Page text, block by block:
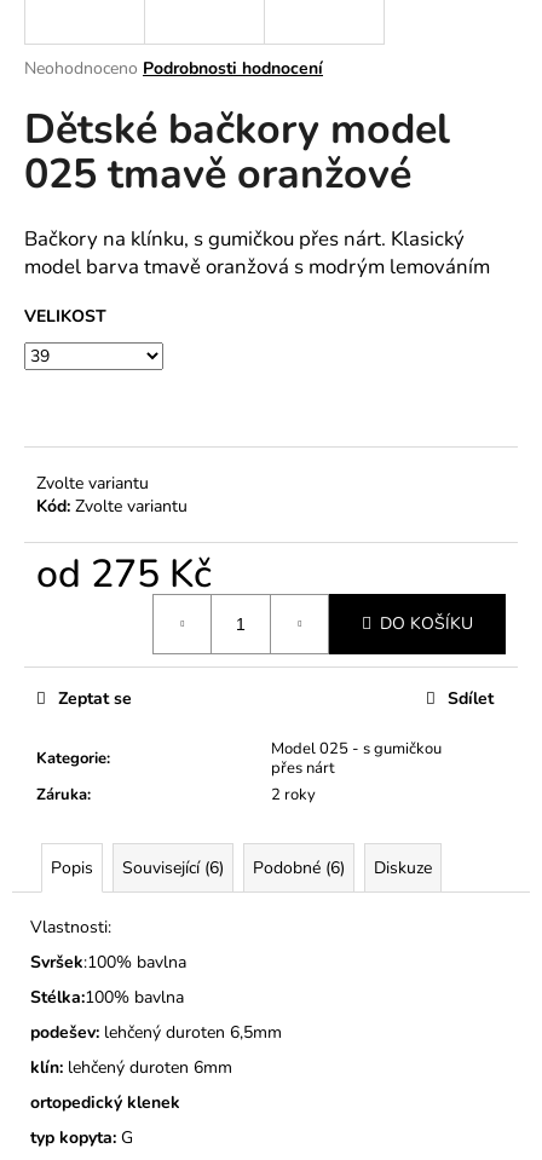
Průměrné
produktu
je
0,0
z
hvězdiček.
Neohodnoceno Podrobnosti hodnocení
Dětské bačkory model
025 tmavě oranžové
Bačkory na klínku, s gumičkou přes nárt. Klasický
model barva tmavě oranžová s modrým lemováním
VELIKOST
Zvolte variantu
Kód: Zvolte variantu
od 275 Kč
DO KOŠÍKU
Kategorie:
Model 025 - s gumičkou
přes nárt
Záruka: 2 roky
Zeptat se Sdílet
Popis Související (6) Podobné (6) Diskuze
Vlastnosti:
Svršek:100% bavlna
Stélka:100% bavlna
podešev: lehčený duroten 6,5mm
klín: lehčený duroten 6mm
ortopedický klenek
typ kopyta: G
j
t
?
HLEDAT
p
u
č
u
e
DĚTSKÉ
BAČKORY
MODEL
MODRÉ